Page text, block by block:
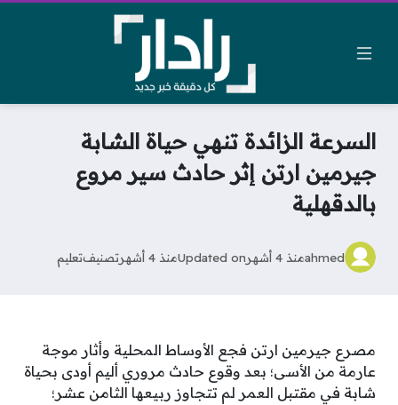
السرعة الزائدة تنهي حياة الشابة
جيرمين ارتن إثر حادث سير مروع
بالدقهلية
ahmedمنذ 4 أشهر Updated onمنذ 4 أشهر تصنيفتعليم
مصرع جيرمين ارتن فجع الأوساط المحلية وأثار موجة
عارمة من الأسى؛ بعد وقوع حادث مروري أليم أودى بحياة
شابة في مقتبل العمر لم تتجاوز ربيعها الثامن عشر؛